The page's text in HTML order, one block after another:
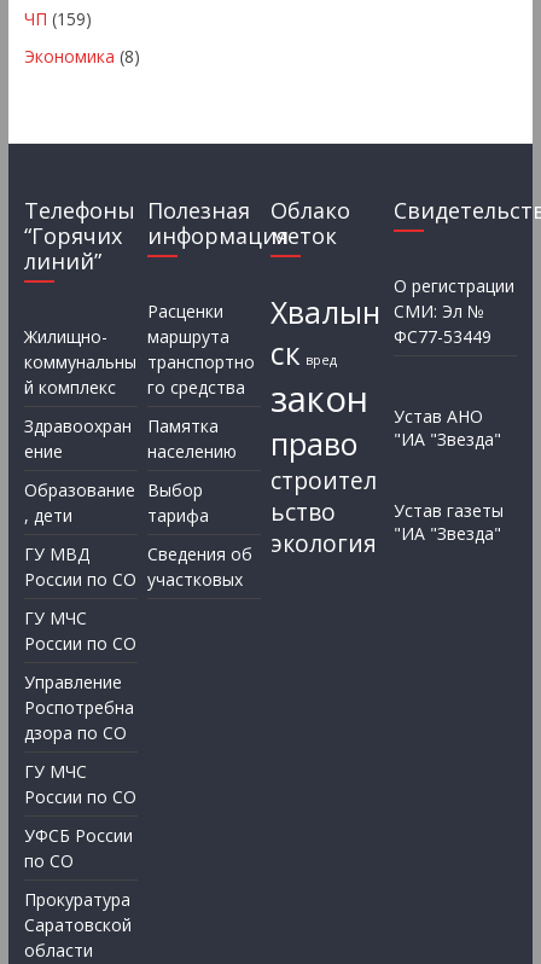
ЧП (159)
Экономика (8)
Телефоны
“Горячих
линий”
Жилищно-
коммунальны
й комплекс
Здравоохран
ение
Образование
, дети
ГУ МВД
России по СО
ГУ МЧС
России по СО
Управление
Роспотребна
дзора по СО
ГУ МЧС
России по СО
УФСБ России
по СО
Прокуратура
Саратовской
области
Полезная
информация
Расценки
маршрута
транспортно
го средства
Памятка
населению
Выбор
тарифа
Сведения об
участковых
Облако
меток
Хвалын
ск вред
закон
право
строител
ьство
экология
О регистрации
СМИ: Эл №
ФС77-53449
Устав АНО
"ИА "Звезда"
Устав газеты
"ИА "Звезда"